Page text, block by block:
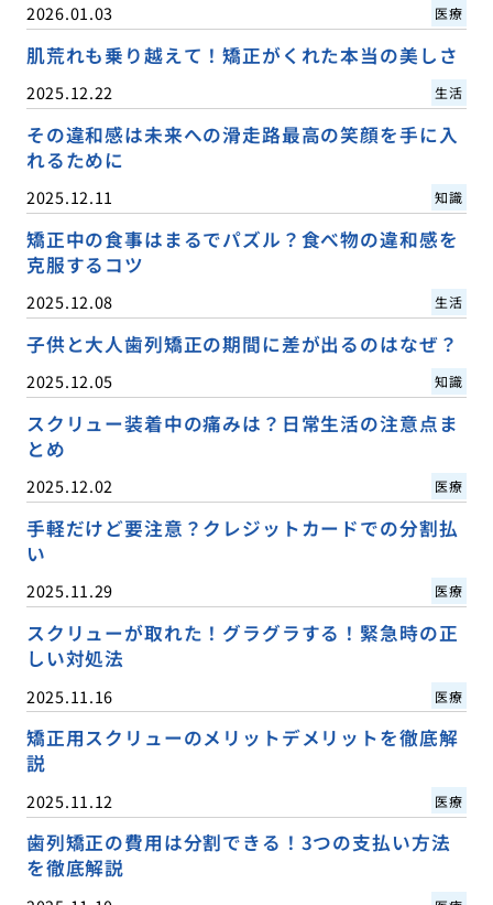
2026.01.03 医療
肌荒れも乗り越えて！矯正がくれた本当の美しさ
2025.12.22 生活
その違和感は未来への滑走路最高の笑顔を手に入
れるために
2025.12.11 知識
矯正中の食事はまるでパズル？食べ物の違和感を
克服するコツ
2025.12.08 生活
子供と大人歯列矯正の期間に差が出るのはなぜ？
2025.12.05 知識
スクリュー装着中の痛みは？日常生活の注意点ま
とめ
2025.12.02 医療
手軽だけど要注意？クレジットカードでの分割払
い
2025.11.29 医療
スクリューが取れた！グラグラする！緊急時の正
しい対処法
2025.11.16 医療
矯正用スクリューのメリットデメリットを徹底解
説
2025.11.12 医療
歯列矯正の費用は分割できる！3つの支払い方法
を徹底解説